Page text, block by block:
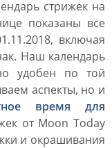
стрижек на
показаны все
включая
Наш календарь
удобен по той
аспекты, но и
время для
от Moon Today
и окрашивания